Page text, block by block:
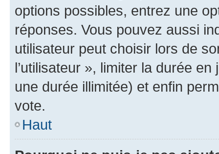
options possibles, entrez une
réponses. Vous pouvez aussi
utilisateur peut choisir lors de
l’utilisateur », limiter la durée
une durée illimitée) et enfin
vote.
Haut